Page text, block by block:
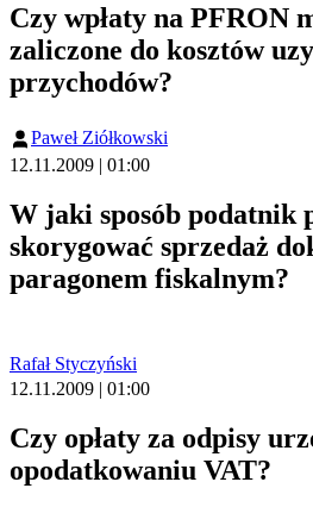
Czy wpłaty na PFRON
zaliczone do kosztów
przychodów?
Paweł Ziółkowski
12.11.2009 | 01:00
W jaki sposób podatnik
skorygować sprzedaż
paragonem fiskalnym?
Rafał Styczyński
12.11.2009 | 01:00
Czy opłaty za odpisy
opodatkowaniu VAT?